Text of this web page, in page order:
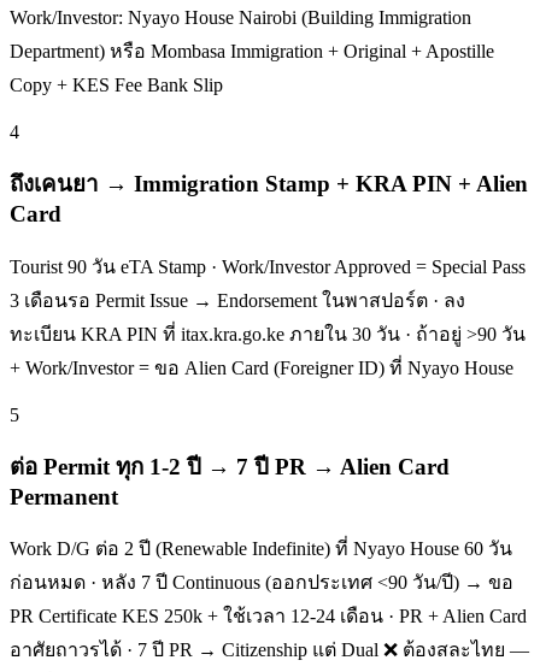
Work/Investor: Nyayo House Nairobi (Building Immigration
Department) หรือ Mombasa Immigration + Original + Apostille
Copy + KES Fee Bank Slip
4
ถึงเคนยา → Immigration Stamp + KRA PIN + Alien
Card
Tourist 90 วัน eTA Stamp · Work/Investor Approved = Special Pass
3 เดือนรอ Permit Issue → Endorsement ในพาสปอร์ต · ลง
ทะเบียน KRA PIN ที่ itax.kra.go.ke ภายใน 30 วัน · ถ้าอยู่ >90 วัน
+ Work/Investor = ขอ Alien Card (Foreigner ID) ที่ Nyayo House
5
ต่อ Permit ทุก 1-2 ปี → 7 ปี PR → Alien Card
Permanent
Work D/G ต่อ 2 ปี (Renewable Indefinite) ที่ Nyayo House 60 วัน
ก่อนหมด · หลัง 7 ปี Continuous (ออกประเทศ <90 วัน/ปี) → ขอ
PR Certificate KES 250k + ใช้เวลา 12-24 เดือน · PR + Alien Card
อาศัยถาวรได้ · 7 ปี PR → Citizenship แต่ Dual ❌ ต้องสละไทย —